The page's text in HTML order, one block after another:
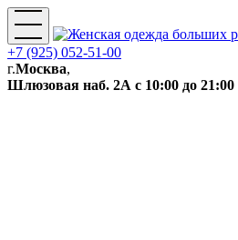
+7 (925) 052-51-00
г.Москва,
Шлюзовая наб. 2А с 10:00 до 21:00